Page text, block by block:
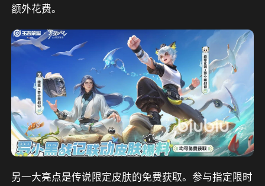
额外花费。
另一大亮点是传说限定皮肤的免费获取。参与指定限时